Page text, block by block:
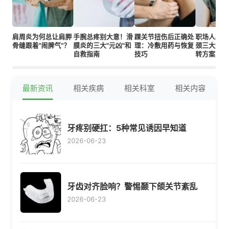
肩周炎为何总让肩胛
骨缝跟着"闹脾气"？
手腕总疼别大意！滑
膜炎的三大"元凶"和
自救指南
踝关节扭伤后正确处
理：冷敷用药与恢复
技巧
职场人必
颈三大危
转方案！
最新资讯 相关疾病 相关科室 相关内容
牙疼别硬扛：5种常见诱因早知道
2026-06-23
牙齿对齐脸响？警惕颞下颌关节紊乱
2026-06-23